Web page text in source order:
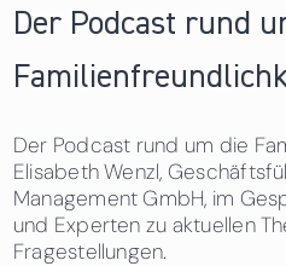
Der Podcast rund
Der Podcast rund um die
Elisabeth Wenzl,
Management GmbH, im
und Experten zu aktuellen
Fragestellungen.